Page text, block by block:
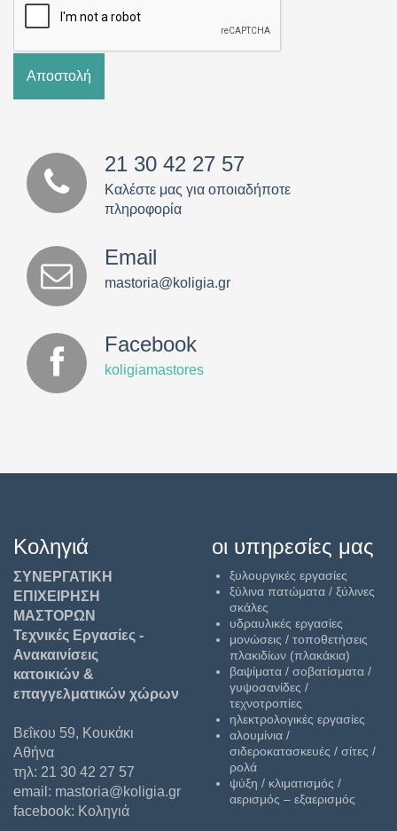
21 30 42 27 57
Καλέστε μας για οποιαδήποτε
πληροφορία
Email
mastoria@koligia.gr
Facebook
koligiamastores
Κοληγιά
ΣΥΝΕΡΓΑΤΙΚΗ
ΕΠΙΧΕΙΡΗΣΗ
ΜΑΣΤΟΡΩΝ
Τεχνικές Εργασίες -
Ανακαινίσεις
κατοικιών &
επαγγελματικών χώρων
Βεΐκου 59, Κουκάκι
Αθήνα
τηλ: 21 30 42 27 57
email: mastoria@koligia.gr
facebook: Κοληγιά
οι υπηρεσίες μας
ξυλουργικές εργασίες
ξύλινα πατώματα / ξύλινες
σκάλες
υδραυλικές εργασίες
μονώσεις / τοποθετήσεις
πλακιδίων (πλακάκια)
βαψίματα / σοβατίσματα /
γυψοσανίδες /
τεχνοτροπίες
ηλεκτρολογικές εργασίες
αλουμίνια /
σιδεροκατασκευές / σίτες /
ρολά
ψύξη / κλιματισμός /
αερισμός – εξαερισμός